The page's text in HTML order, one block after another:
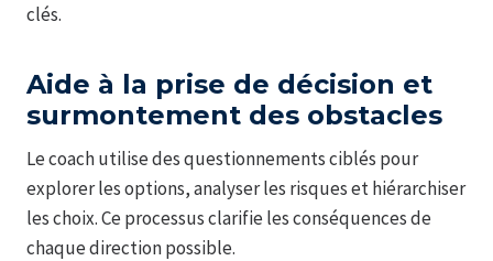
clés.
Aide à la prise de décision et
surmontement des obstacles
Le coach utilise des questionnements ciblés pour
explorer les options, analyser les risques et hiérarchiser
les choix. Ce processus clarifie les conséquences de
chaque direction possible.